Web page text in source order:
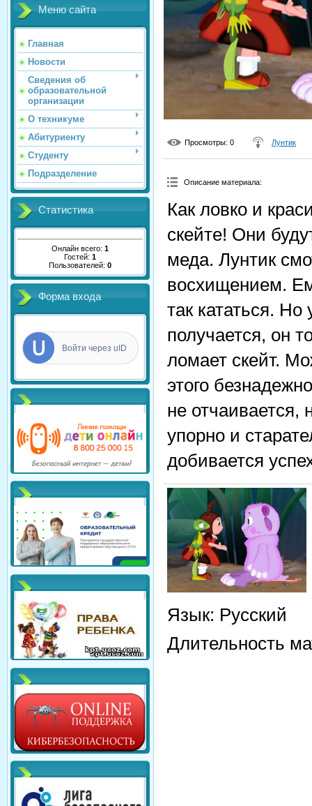
Меню сайта
Главная
Новости
Сведения об
образовательной
организации
О техникуме
Абитуриенту
Студенту
Подразделение
Статистика
Онлайн всего: 1
Гостей: 1
Пользователей: 0
Форма входа
Войти через uID
Просмотры: 0 Лунтик
Описание материала:
Как ловко и
скейте! Они
меда. Лунтик
восхищением.
так кататься. Но
получается, он
ломает скейт.
этого
не отчаивается,
упорно и
добивается
Язык: Русский
Длительность